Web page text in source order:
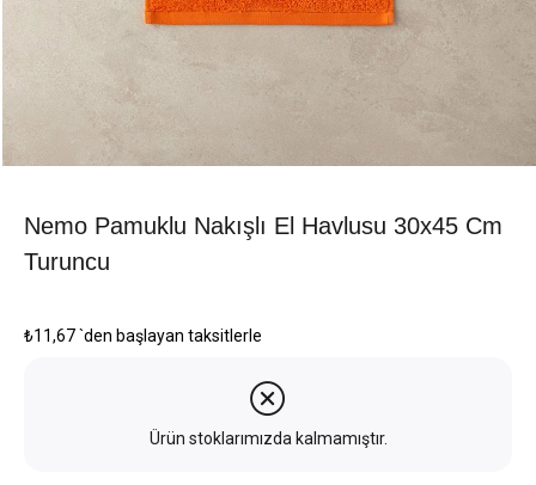
Nemo Pamuklu Nakışlı El Havlusu 30x45 Cm
Turuncu
₺11,67`den başlayan taksitlerle
Ürün stoklarımızda kalmamıştır.